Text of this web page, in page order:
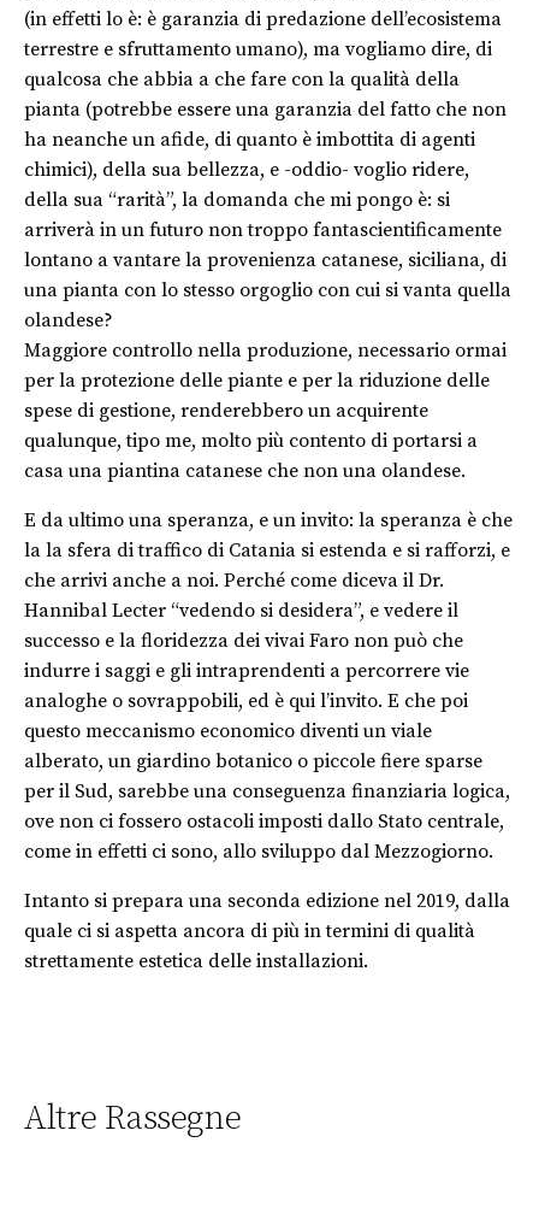
(in effetti lo è: è garanzia di predazione dell’ecosistema
terrestre e sfruttamento umano), ma vogliamo dire, di
qualcosa che abbia a che fare con la qualità della
pianta (potrebbe essere una garanzia del fatto che non
ha neanche un afide, di quanto è imbottita di agenti
chimici), della sua bellezza, e -oddio- voglio ridere,
della sua “rarità”, la domanda che mi pongo è: si
arriverà in un futuro non troppo fantascientificamente
lontano a vantare la provenienza catanese, siciliana, di
una pianta con lo stesso orgoglio con cui si vanta quella
olandese?
Maggiore controllo nella produzione, necessario ormai
per la protezione delle piante e per la riduzione delle
spese di gestione, renderebbero un acquirente
qualunque, tipo me, molto più contento di portarsi a
casa una piantina catanese che non una olandese.
E da ultimo una speranza, e un invito: la speranza è che
la la sfera di traffico di Catania si estenda e si rafforzi, e
che arrivi anche a noi. Perché come diceva il Dr.
Hannibal Lecter “vedendo si desidera”, e vedere il
successo e la floridezza dei vivai Faro non può che
indurre i saggi e gli intraprendenti a percorrere vie
analoghe o sovrappobili, ed è qui l’invito. E che poi
questo meccanismo economico diventi un viale
alberato, un giardino botanico o piccole fiere sparse
per il Sud, sarebbe una conseguenza finanziaria logica,
ove non ci fossero ostacoli imposti dallo Stato centrale,
come in effetti ci sono, allo sviluppo dal Mezzogiorno.
Intanto si prepara una seconda edizione nel 2019, dalla
quale ci si aspetta ancora di più in termini di qualità
strettamente estetica delle installazioni.
Altre Rassegne